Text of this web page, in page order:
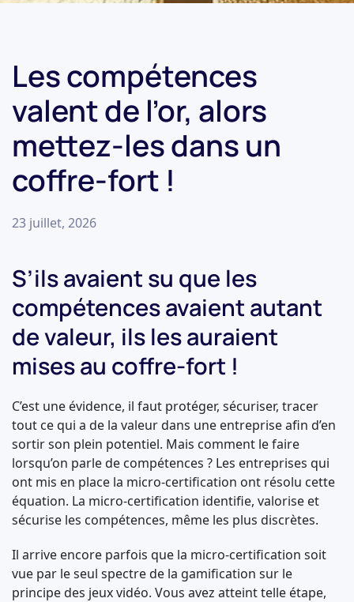
Les compétences
valent de l’or, alors
mettez-les dans un
coffre-fort !
23 juillet, 2026
S’ils avaient su que les
compétences avaient autant
de valeur, ils les auraient
mises au coffre-fort !
C’est une évidence, il faut protéger, sécuriser, tracer
tout ce qui a de la valeur dans une entreprise afin d’en
sortir son plein potentiel. Mais comment le faire
lorsqu’on parle de compétences ? Les entreprises qui
ont mis en place la micro-certification ont résolu cette
équation. La micro-certification identifie, valorise et
sécurise les compétences, même les plus discrètes.
Il arrive encore parfois que la micro-certification soit
vue par le seul spectre de la gamification sur le
principe des jeux vidéo. Vous avez atteint telle étape,